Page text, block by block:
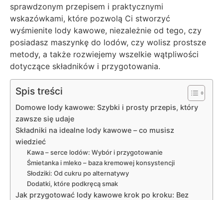
sprawdzonym przepisem i praktycznymi
wskazówkami, które pozwolą Ci stworzyć
wyśmienite lody kawowe, niezależnie od tego, czy
posiadasz maszynkę do lodów, czy wolisz prostsze
metody, a także rozwiejemy wszelkie wątpliwości
dotyczące składników i przygotowania.
Spis treści
Domowe lody kawowe: Szybki i prosty przepis, który
zawsze się udaje
Składniki na idealne lody kawowe – co musisz
wiedzieć
Kawa – serce lodów: Wybór i przygotowanie
Śmietanka i mleko – baza kremowej konsystencji
Słodziki: Od cukru po alternatywy
Dodatki, które podkręcą smak
Jak przygotować lody kawowe krok po kroku: Bez